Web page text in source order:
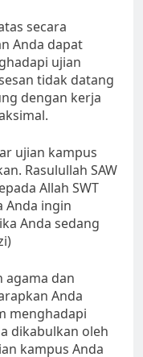
secara
Anda dapat
ujian
tidak datang
dengan kerja
ujian kampus
Rasulullah SAW
Allah SWT
Anda ingin
Anda sedang
agama dan
Anda
menghadapi
dikabulkan oleh
kampus Anda